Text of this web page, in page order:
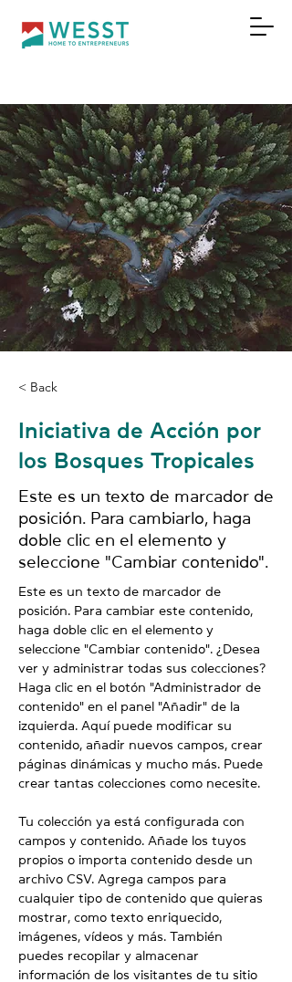
DONAR
< Back
Iniciativa de Acción por
los Bosques Tropicales
Este es un texto de marcador de
posición. Para cambiarlo, haga
doble clic en el elemento y
seleccione "Cambiar contenido".
Este es un texto de marcador de
posición. Para cambiar este contenido,
haga doble clic en el elemento y
seleccione "Cambiar contenido". ¿Desea
ver y administrar todas sus colecciones?
Haga clic en el botón "Administrador de
contenido" en el panel "Añadir" de la
izquierda. Aquí puede modificar su
contenido, añadir nuevos campos, crear
páginas dinámicas y mucho más. Puede
crear tantas colecciones como necesite.
Tu colección ya está configurada con
campos y contenido. Añade los tuyos
propios o importa contenido desde un
archivo CSV. Agrega campos para
cualquier tipo de contenido que quieras
mostrar, como texto enriquecido,
imágenes, vídeos y más. También
puedes recopilar y almacenar
información de los visitantes de tu sitio